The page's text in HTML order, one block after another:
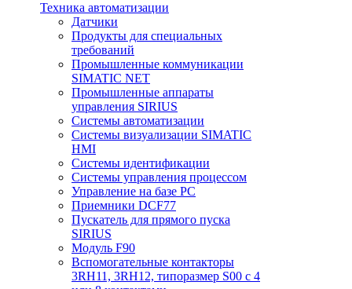
Техника автоматизации
Датчики
Продукты для специальных
требований
Промышленные коммуникации
SIMATIC NET
Промышленные аппараты
управления SIRIUS
Системы автоматизации
Системы визуализации SIMATIC
HMI
Системы идентификации
Системы управления процессом
Управление на базе РС
Приемники DCF77
Пускатель для прямого пуска
SIRIUS
Модуль F90
Вспомогательные контакторы
3RH11, 3RH12, типоразмер S00 с 4